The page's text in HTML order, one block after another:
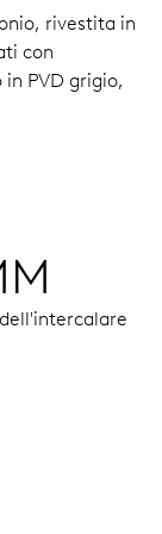
rivestita in
con
PVD grigio,